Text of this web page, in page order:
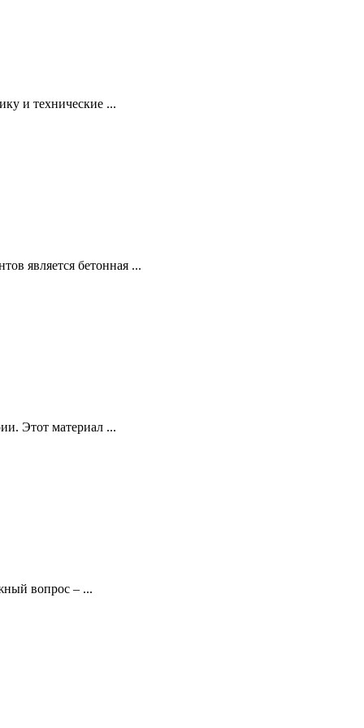
и технические ...
является бетонная ...
Этот материал ...
вопрос – ...